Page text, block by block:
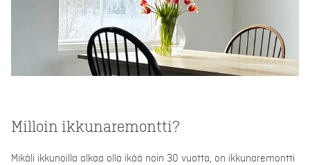
Milloin ikkunaremontti?
Mikäli ikkunoilla alkaa olla ikää noin 30 vuotta, on ikkunaremontti